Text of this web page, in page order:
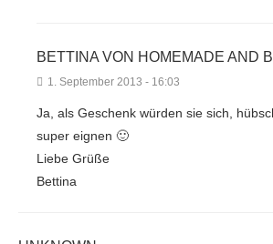
BETTINA VON HOMEMADE AND
1. September 2013 - 16:03
Ja, als Geschenk würden sie sich,
super eignen 🙂
Liebe Grüße
Bettina